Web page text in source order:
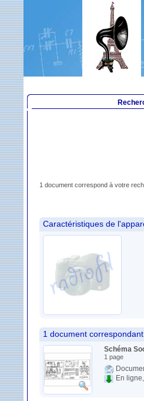
1 document correspond à votre
Caractéristiques de
1 document
Schéma
1 page
En